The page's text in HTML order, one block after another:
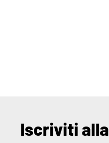
Iscriviti alla